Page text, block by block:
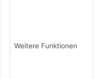
Weitere Funktionen